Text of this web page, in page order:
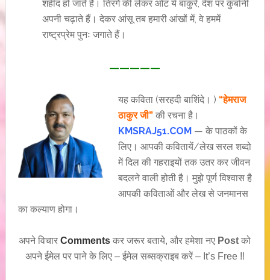
शहीद हो जाते हैं। तिरंगे की लेकर ओट ये बांकुरे, देश पर कुर्बानी
अपनी चढ़ाते हैं। देकर आंसू तब हमारी आंखों में, वे हममें
राष्ट्रप्रेम पुनः जगाते हैं।
—————
यह कविता (सरहदी बाशिंदे। ) “हेमराज
ठाकुर जी”की रचना है।
KMSRAJ51.COM— के पाठकों के
लिए। आपकी कवितायें/लेख सरल शब्दो
में दिल की गहराइयों तक उतर कर जीवन
बदलने वाली होती है। मुझे पूर्ण विश्वास है
आपकी कविताओं और लेख से जनमानस
का कल्याण होगा।
अपने विचारComments कर जरूर बताये, और हमेशा नए Post को
अपने ईमेल पर पाने के लिए – ईमेल सब्सक्राइब करें – It’s Free !!